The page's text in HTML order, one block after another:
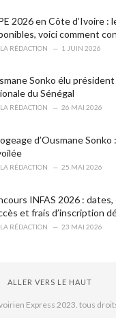
2026 en Côte d’Ivoire :
voici comment
LA RÉDACTION 1 JUIN 2026
Sonko élu président
du Sénégal
LA RÉDACTION 26 MAI 2026
d’Ousmane
LA RÉDACTION 25 MAI 2026
INFAS 2026 :
et frais d’inscription
LA RÉDACTION 23 MAI 2026
ALLER VERS LE HAUT
Express 2023. tous